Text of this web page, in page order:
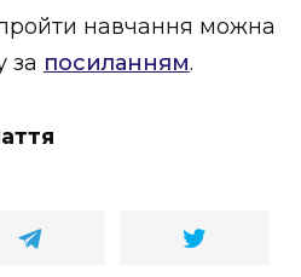
навчання можна
за посиланням.